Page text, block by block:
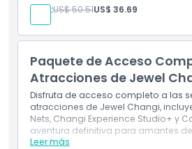
Laberinto de Espejos y Red
Niño:US$ 50.51US$ 36.69
Paquete de Acceso
Atracciones de Jewel
Disfruta de acceso completo a las
atracciones de Jewel Changi,
Nets, Changi Experience Studio+ y
aventura definitiva para amantes
familias.
Leer más